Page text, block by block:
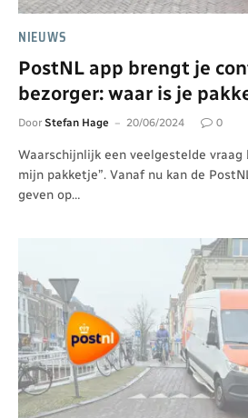
NIEUWS
PostNL app brengt je
bezorger: waar is je
Door Stefan Hage 20/06/2024 0
Waarschijnlijk een veelgestelde vraag
mijn pakketje”. Vanaf nu kan de
geven op…